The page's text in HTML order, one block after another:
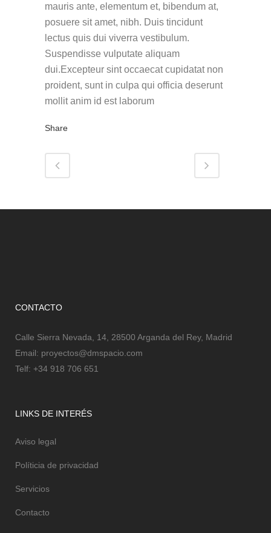
mauris ante, elementum et, bibendum at,
posuere sit amet, nibh. Duis tincidunt
lectus quis dui viverra vestibulum.
Suspendisse vulputate aliquam
dui.Excepteur sint occaecat cupidatat non
proident, sunt in culpa qui officia deserunt
mollit anim id est laborum
Share
CONTACTO
Calle Sierra Nevada, 14, 28500 Arganda del Rey, Madrid
Email: proyectos@dmspacio.com
Telf: +34 918 706 651
LINKS DE INTERÉS
Aviso legal
Políticia de privacidad
Servicios
Contacto